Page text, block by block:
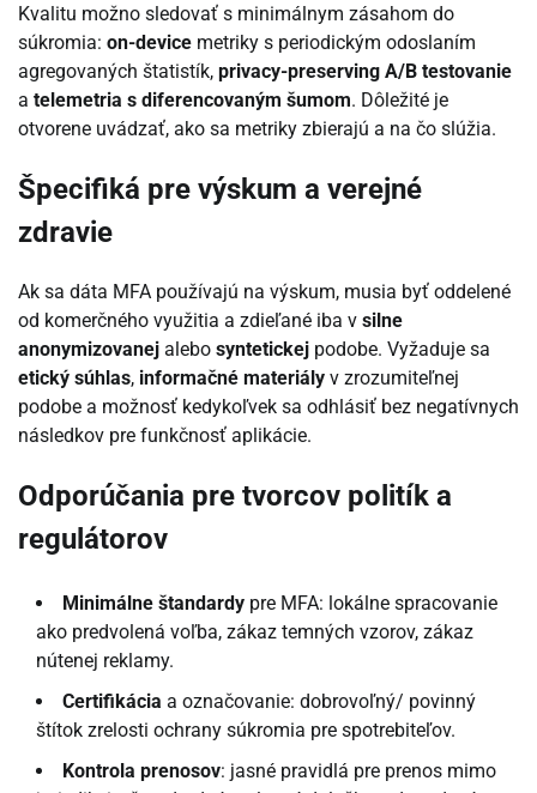
Kvalitu možno sledovať s minimálnym zásahom do
súkromia: on-device metriky s periodickým odoslaním
agregovaných štatistík, privacy-preserving A/B testovanie
a telemetria s diferencovaným šumom. Dôležité je
otvorene uvádzať, ako sa metriky zbierajú a na čo slúžia.
Špecifiká pre výskum a verejné
zdravie
Ak sa dáta MFA používajú na výskum, musia byť oddelené
od komerčného využitia a zdieľané iba v silne
anonymizovanej alebo syntetickej podobe. Vyžaduje sa
etický súhlas, informačné materiály v zrozumiteľnej
podobe a možnosť kedykoľvek sa odhlásiť bez negatívnych
následkov pre funkčnosť aplikácie.
Odporúčania pre tvorcov politík a
regulátorov
Minimálne štandardy pre MFA: lokálne spracovanie
ako predvolená voľba, zákaz temných vzorov, zákaz
nútenej reklamy.
Certifikácia a označovanie: dobrovoľný/ povinný
štítok zrelosti ochrany súkromia pre spotrebiteľov.
Kontrola prenosov: jasné pravidlá pre prenos mimo